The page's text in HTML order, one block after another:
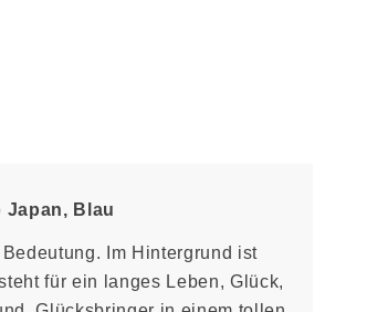
Japan, Blau
Im Hintergrund ist
für ein langes Leben, Glück,